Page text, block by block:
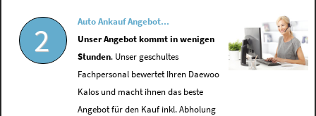
2
Auto Ankauf Angebot...
Unser Angebot kommt in wenigen
Stunden. Unser geschultes
Fachpersonal bewertet Ihren Daewoo
Kalos und macht ihnen das beste
Angebot für den Kauf inkl. Abholung